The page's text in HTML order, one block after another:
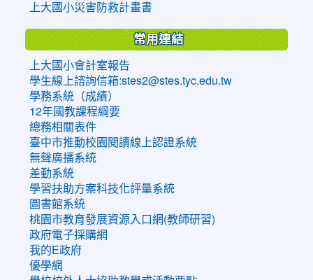
上大國小災害防救計畫書
常用連結
上大國小會計室報告
學生線上諮詢信箱:stes2@stes.tyc.edu.tw
學務系統（成績）
12年國教課程綱要
總務相關表件
臺中市推動校園閱讀線上認證系統
無聲廣播系統
差勤系統
學習扶助方案科技化評量系統
圖書館系統
桃園市教育發展資源入口網(教師研習)
政府電子採購網
我的E政府
優學網